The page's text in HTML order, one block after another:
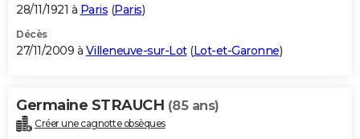
28/11/1921 à Paris (Paris)
Décès
27/11/2009 à Villeneuve-sur-Lot(Lot-et-Garonne)
Germaine STRAUCH (85 ans)
Créer une cagnotte obsèques